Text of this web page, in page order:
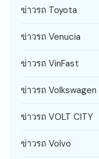
ข่าวรถ Toyota
ข่าวรถ Venucia
ข่าวรถ VinFast
ข่าวรถ Volkswagen
ข่าวรถ VOLT CITY
ข่าวรถ Volvo